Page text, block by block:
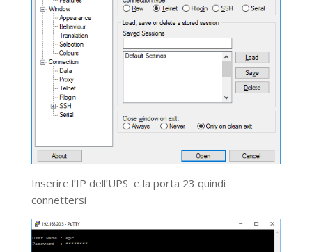
Inserire l’IP dell’UPS e la porta 23 quindi
connettersi